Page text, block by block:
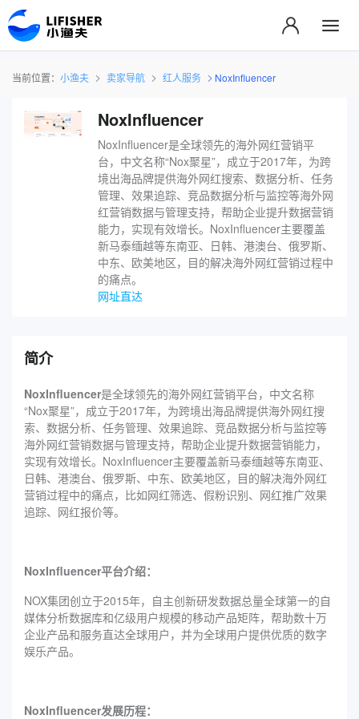
当前位置： 小渔夫 卖家导航 红人服务 NoxInfluencer
NoxInfluencer
NoxInfluencer是全球领先的海外网红营销平
台，中文名称“Nox聚星”，成立于2017年，为跨
境出海品牌提供海外网红搜索、数据分析、任务
管理、效果追踪、竞品数据分析与监控等海外网
红营销数据与管理支持，帮助企业提升数据营销
能力，实现有效增长。NoxInfluencer主要覆盖
新马泰缅越等东南亚、日韩、港澳台、俄罗斯、
中东、欧美地区，目的解决海外网红营销过程中
的痛点。
网址直达
简介
NoxInfluencer是全球领先的海外网红营销平台，中文名称
“Nox聚星”，成立于2017年，为跨境出海品牌提供海外网红搜
索、数据分析、任务管理、效果追踪、竞品数据分析与监控等
海外网红营销数据与管理支持，帮助企业提升数据营销能力，
实现有效增长。NoxInfluencer主要覆盖新马泰缅越等东南亚、
日韩、港澳台、俄罗斯、中东、欧美地区，目的解决海外网红
营销过程中的痛点，比如网红筛选、假粉识别、网红推广效果
追踪、网红报价等。
NoxInfluencer平台介绍：
NOX集团创立于2015年，自主创新研发数据总量全球第一的自
媒体分析数据库和亿级用户规模的移动产品矩阵，帮助数十万
企业产品和服务直达全球用户，并为全球用户提供优质的数字
娱乐产品。
NoxInfluencer发展历程：